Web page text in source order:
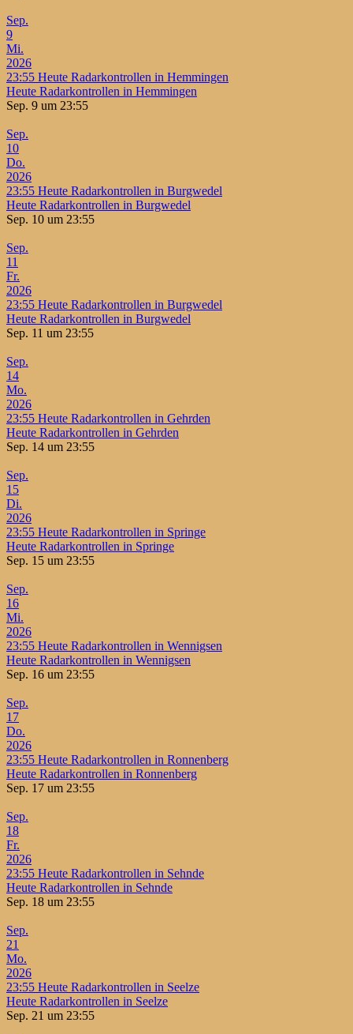
Sep.
9
Mi.
2026
23:55 Heute Radarkontrollen in Hemmingen
Heute Radarkontrollen in Hemmingen
Sep. 9 um 23:55
Sep.
10
Do.
2026
23:55 Heute Radarkontrollen in Burgwedel
Heute Radarkontrollen in Burgwedel
Sep. 10 um 23:55
Sep.
11
Fr.
2026
23:55 Heute Radarkontrollen in Burgwedel
Heute Radarkontrollen in Burgwedel
Sep. 11 um 23:55
Sep.
14
Mo.
2026
23:55 Heute Radarkontrollen in Gehrden
Heute Radarkontrollen in Gehrden
Sep. 14 um 23:55
Sep.
15
Di.
2026
23:55 Heute Radarkontrollen in Springe
Heute Radarkontrollen in Springe
Sep. 15 um 23:55
Sep.
16
Mi.
2026
23:55 Heute Radarkontrollen in Wennigsen
Heute Radarkontrollen in Wennigsen
Sep. 16 um 23:55
Sep.
17
Do.
2026
23:55 Heute Radarkontrollen in Ronnenberg
Heute Radarkontrollen in Ronnenberg
Sep. 17 um 23:55
Sep.
18
Fr.
2026
23:55 Heute Radarkontrollen in Sehnde
Heute Radarkontrollen in Sehnde
Sep. 18 um 23:55
Sep.
21
Mo.
2026
23:55 Heute Radarkontrollen in Seelze
Heute Radarkontrollen in Seelze
Sep. 21 um 23:55